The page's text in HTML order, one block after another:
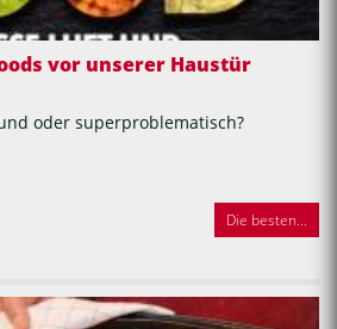
vor unserer Haustür
oder superproblematisch?
Die besten...